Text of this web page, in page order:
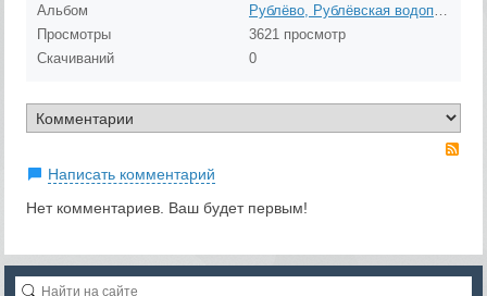
Альбом
Рублёво, Рублёвская водопроводная станция
Просмотры
3621 просмотр
Скачиваний
0
Написать комментарий
Нет комментариев. Ваш будет первым!